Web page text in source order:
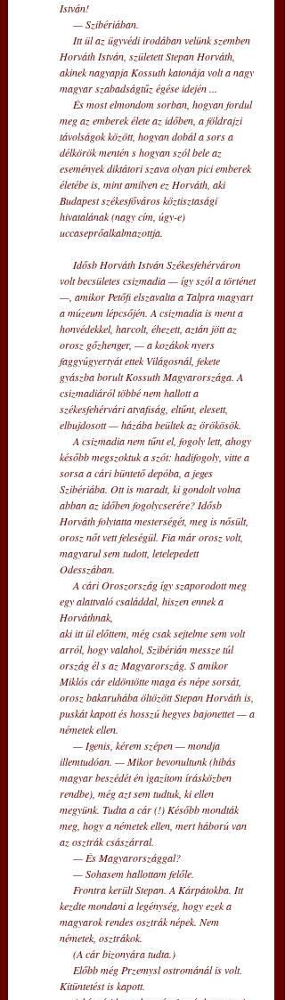
István!
— Szibériában.
Itt ül az ügyvédi irodában velünk szemben
Horváth István, született Stepan Horváth,
akinek nagyapja Kossuth katonája volt a nagy
magyar szabadságtűz égése idején ...
meg az emberek élete az időben, a földrajzi
távolságok között, hogyan dobál a sors a
délkörök mentén s hogyan szól bele az
események diktátori szava olyan pici emberek
életébe is, mint amilyen ez Horváth, aki
Budapest székesfőváros köztisztasági
hivatalának (nagy cím, úgy-e)
uccaseprőalkalmazottja.
volt becsületes csizmadia — így szól a történet
—, amikor Petőfi elszavalta a Talpra magyart
a múzeum lépcsőjén. A csizmadia is ment a
honvédekkel, harcolt, éhezett, aztán jött az
orosz gőzhenger, — a kozákok nyers
faggyúgyertyát ettek Világosnál, fekete
gyászba borult Kossuth Magyarországa. A
csizmadiáról többé nem hallott a
székesfehérvári atyafiság, eltűnt, elesett,
elbujdosott — házába beültek az örökösök.
később megszoktuk a szót: hadifogoly, vitte a
sorsa a cári büntető depóba, a jeges
Szibériába. Ott is maradt, ki gondolt volna
abban az időben fogolycserére? Idősb
Horváth folytatta mesterségét, meg is nősült,
orosz nőt vett feleségül. Fia már orosz volt,
magyarul sem tudott, letelepedett
Odesszában.
egy alattvaló családdal, hiszen ennek a
Horváthnak,
aki itt ül előttem, még csak sejtelme sem volt
arról, hogy valahol, Szibérián messze túl
ország él s az Magyarország. S amikor
Miklós cár eldöntötte maga és népe sorsát,
orosz bakaruhába öltözött Stepan Horváth is,
puskát kapott és hosszú hegyes bajonettet — a
németek ellen.
illemtudóan. — Mikor bevonultunk (hibás
magyar beszédét én igazítom írásközben
rendbe), még azt sem tudtuk, ki ellen
megyünk. Tudta a cár (!) Később mondták
meg, hogy a németek ellen, mert háború van
az osztrák császárral.
     — És Magyarországgal?
     — Sohasem hallottam felőle.
kezdte mondani a legénység, hogy ezek a
magyarok rendes osztrák népek. Nem
németek, osztrákok.
     (A cár bizonyára tudta.)
Kitüntetést is kapott.